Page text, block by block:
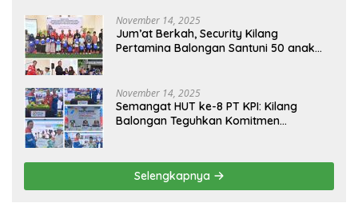
November 14, 2025
Jum’at Berkah, Security Kilang
Pertamina Balongan Santuni 50 anak
November 14, 2025
Semangat HUT ke-8 PT KPI: Kilang
Balongan Teguhkan Komitmen
Pendidikan
Selengkapnya